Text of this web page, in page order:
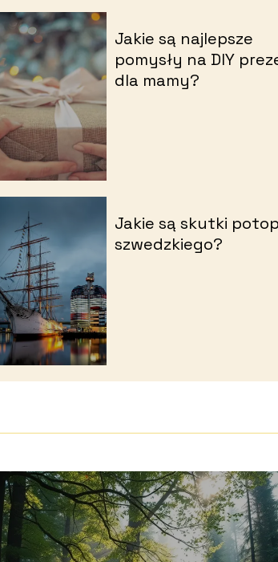
Jakie są najlepsze
pomysły na DIY
dla mamy?
Jakie są skutki
szwedzkiego?